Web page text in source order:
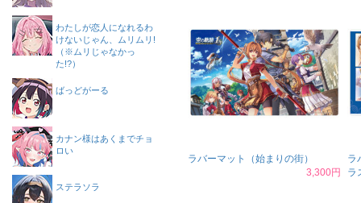
ラバーマット（始まりの街）
3,300円
ラ
ラ
わたしが恋人になれるわ
けないじゃん、ムリムリ!
（※ムリじゃなかっ
た!?）
ばっどがーる
カナン様はあくまでチョ
ロい
ステラソラ